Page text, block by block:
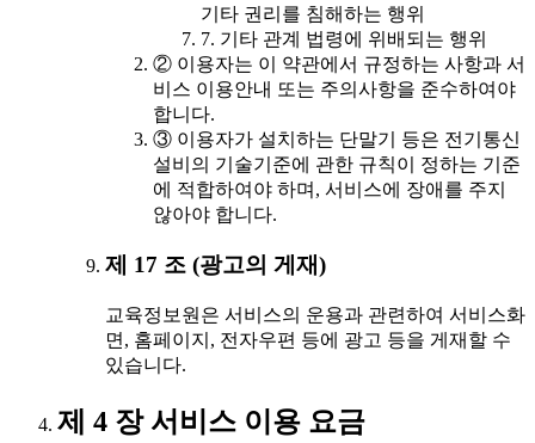
기타 권리를 침해하는 행위
7. 기타 관계 법령에 위배되는 행위
② 이용자는 이 약관에서 규정하는 사항과 서
비스 이용안내 또는 주의사항을 준수하여야
합니다.
③ 이용자가 설치하는 단말기 등은 전기통신
설비의 기술기준에 관한 규칙이 정하는 기준
에 적합하여야 하며, 서비스에 장애를 주지
않아야 합니다.
제 17 조 (광고의 게재)
교육정보원은 서비스의 운용과 관련하여 서비스화
면, 홈페이지, 전자우편 등에 광고 등을 게재할 수
있습니다.
제 4 장 서비스 이용 요금